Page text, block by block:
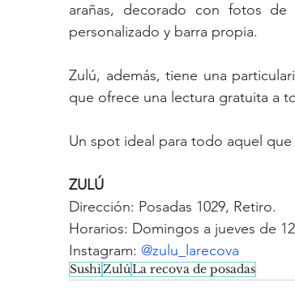
arañas, decorado con fotos
personalizado y barra propia.
Zulú, además, tiene una
que ofrece una lectura gratuita a
Un spot ideal para todo aquel
ZULÚ
Dirección: Posadas 1029, Retiro.
Horarios: Domingos a jueves de
Instagram: @zulu_larecova
SushiZulúLa recova de posadas